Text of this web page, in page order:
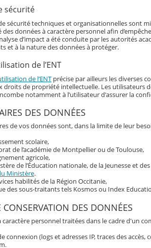
sécurité
sécurité techniques et organisationnelles sont
données à caractère personnel afin
d’impact a été conduite par les autorités
et à la nature des données à protéger.
de l’ENT
de l’ENT précise par ailleurs les diverses
droits de propriété intellectuelle. Les utilisateurs
notamment à l’utilisateur d'assurer la
DES DONNÉES
de vos données sont, dans la limite de leur
scolaire,
de l’académie de Montpellier ou de Toulouse,
agricole,
de l’Éducation nationale, de la Jeunesse et
Ministère.
habilités de la Région Occitanie,
des sous-traitants tels Kosmos ou Index
CONSERVATION DES DONNÉES
caractère personnel traitées dans le cadre d'un
connexion (logs et adresses IP, traces des